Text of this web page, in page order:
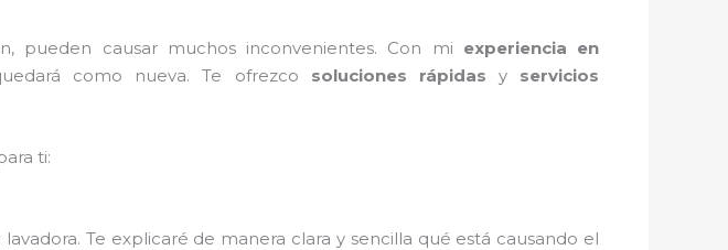
pueden causar muchos inconvenientes. Con mi experiencia en
como nueva. Te ofrezco soluciones rápidas y servicios
ti:
Te explicaré de manera clara y sencilla qué está causando el